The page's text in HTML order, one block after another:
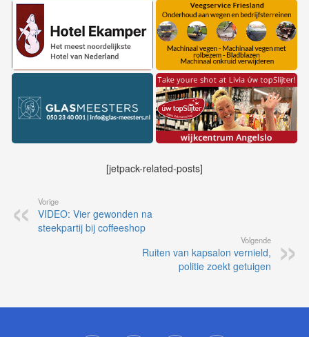
[jetpack-related-posts]
Vorige
VIDEO: Vier gewonden na
steekpartij bij coffeeshop
Volgende
Ruiten van kapsalon vernield,
politie zoekt getuigen